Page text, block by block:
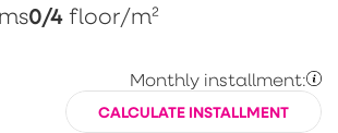
0/4 floor/m²
Monthly installment:
CALCULATE INSTALLMENT